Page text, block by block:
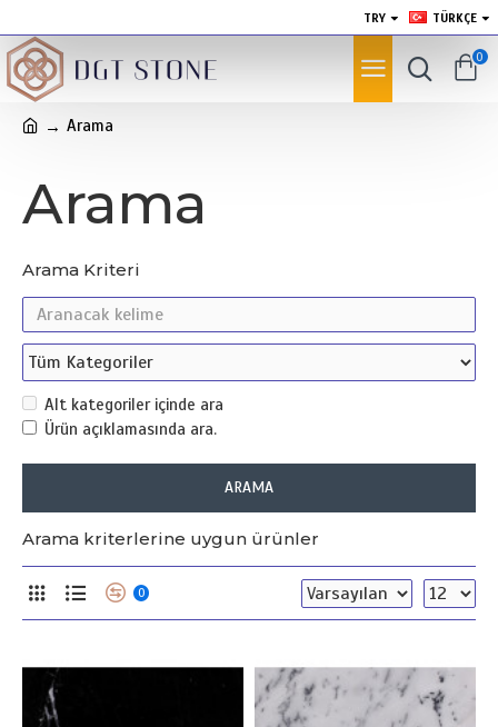
TRY TÜRKÇE
0
Arama
Arama
Arama Kriteri
Alt kategoriler içinde ara
Ürün açıklamasında ara.
ARAMA
Arama kriterlerine uygun ürünler
0